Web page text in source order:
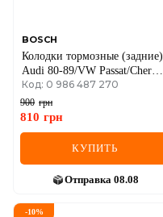
BOSCH
Колодки тормозные (задние)
Audi 80-89/VW Passat/Chery
Amulet/Geely (без ABS)
(барабани) (200х40)
Код: 0 986 487 270
900 грн
810 грн
КУПИТЬ
Отправка 08.08
-10%